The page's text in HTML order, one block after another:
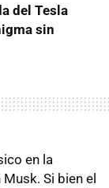
del Tesla
sin
en la
Si bien el